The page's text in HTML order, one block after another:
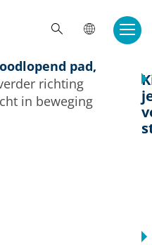
pad,
richting
in beweging